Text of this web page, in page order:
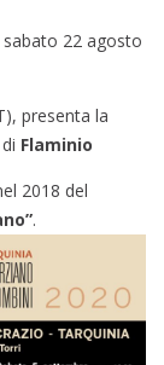
sabato 22 agosto
presenta la
Flaminio
2018 del
.